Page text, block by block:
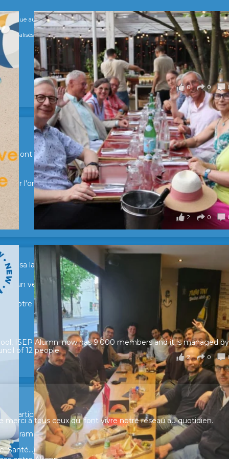
au service de l'humain !
Spécialisés, qui allient excellence technologique et valeurs humaines, au cœur
0 0
ont partagé un moment convivial de retrouvailles et
pour l'organisation !
2 0
sa lancée ! 🚀🚀
d’un verre pour échanger, partager leurs expériences et
notre réseau.
2 0
participer et faire entendre votre voix !
complet de la situation socio-professionnelle des
ISEP Alumni now has 9.000 members and it is managed
of 12 people
à tous ceux qui font vivre notre réseau au quotidien.
Santé...)